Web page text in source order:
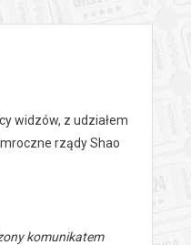
widzów, z udziałem
rządy Shao
komunikatem